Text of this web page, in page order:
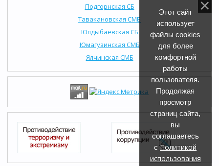
Подгорнская СБ
Тавакановская СМБ
Юлдыбаевская СБ
Юмагузинская СМБ
Ялчинская СМБ
Этот сайт
использует
файлы cookies
для более
комфортной
работы
пользователя.
Продолжая
просмотр
страниц сайта,
вы
соглашаетесь
сПолитикой
использования